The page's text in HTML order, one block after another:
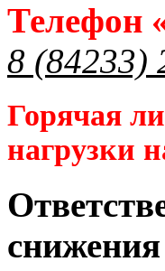
Телефон
8 (84233)
Горячая
нагрузки